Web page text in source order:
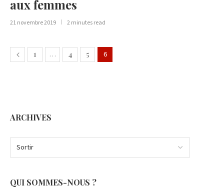
aux femmes
21 novembre 2019 2 minutes read
1 … 4 5 6
ARCHIVES
QUI SOMMES-NOUS ?